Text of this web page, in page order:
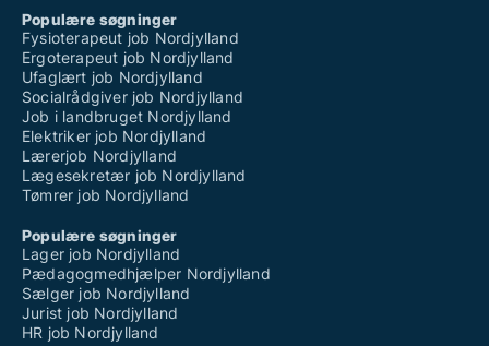
Populære søgninger
Fysioterapeut job Nordjylland
Ergoterapeut job Nordjylland
Ufaglært job Nordjylland
Socialrådgiver job Nordjylland
Job i landbruget Nordjylland
Elektriker job Nordjylland
Lærerjob Nordjylland
Lægesekretær job Nordjylland
Tømrer job Nordjylland
Populære søgninger
Lager job Nordjylland
Pædagogmedhjælper Nordjylland
Sælger job Nordjylland
Jurist job Nordjylland
HR job Nordjylland